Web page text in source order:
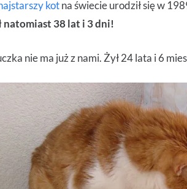
kotna świecie urodził się w
natomiast 38 lat i 3 dni!
nie ma już z nami. Żył 24 lata i 6